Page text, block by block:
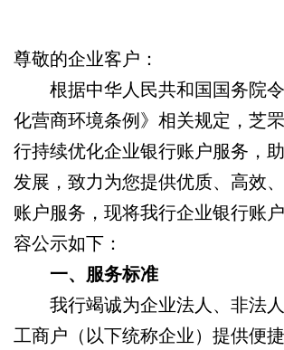
尊敬的企业客户：
根据中华人民共和国国务院
化营商环境条例》相关规定，芝
行持续优化企业银行账户服务，
发展，致力为您提供优质、高效
账户服务，现将我行企业银行账
容公示如下：
一、 服务标准
我行竭诚为企业法人、非法
工商户（以下统称企业）提供便